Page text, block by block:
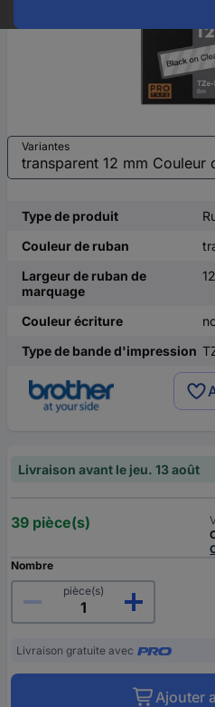
Variantes
Type de produit
Couleur de ruban
Largeur de ruban de
marquage
Couleur écriture
Type de bande d'impression
Livraison avant le jeu. 13 août
39 pièce(s)
Nombre
pièce(s)
Livraison gratuite avec
Ajouter